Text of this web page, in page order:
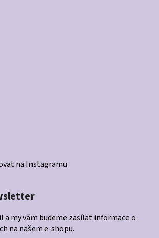
na Instagramu
a my vám budeme zasílat informace o
na našem e-shopu.